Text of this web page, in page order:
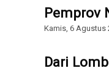
Pemprov
Kamis, 6 Agustus
Dari